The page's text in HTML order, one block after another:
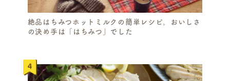
絶品はちみつホットミルクの簡単レシピ。おいしさ
の決め手は「はちみつ」でした